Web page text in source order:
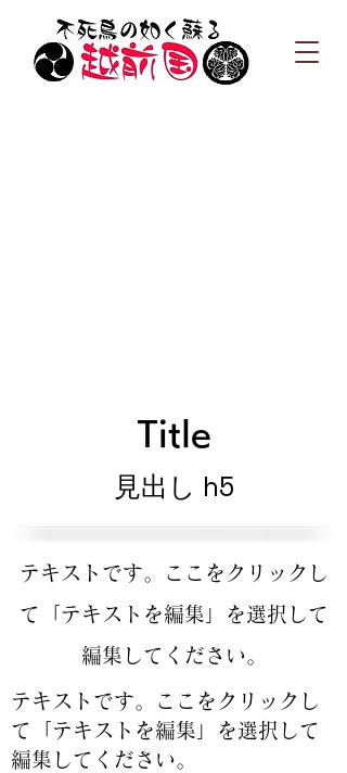
Title
見出し h5
テキストです。ここをクリックし
て「テキストを編集」を選択して
編集してください。
テキストです。ここをクリックし
て「テキストを編集」を選択して
編集してください。